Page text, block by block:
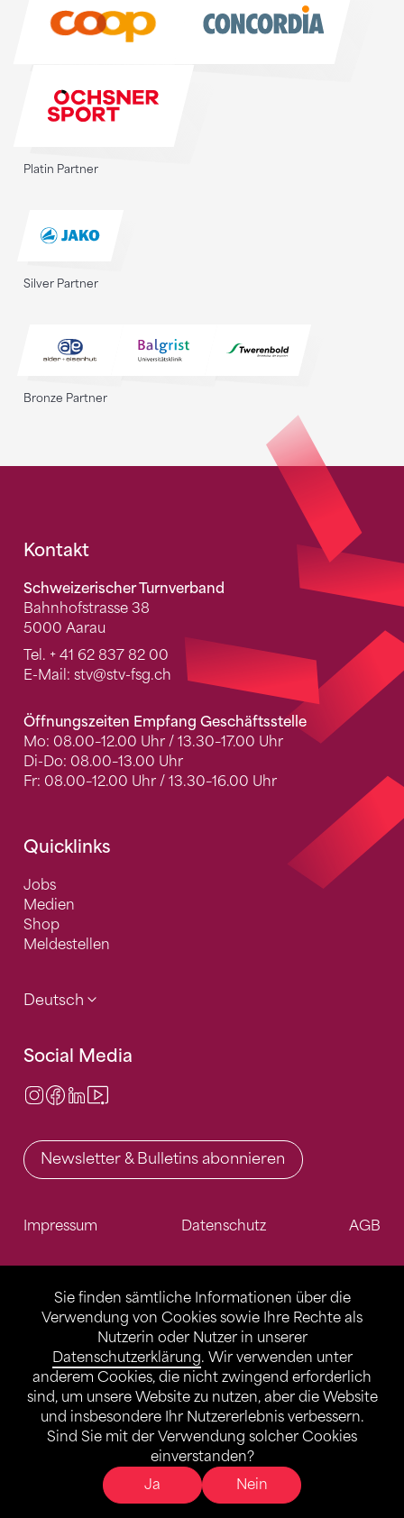
Sie finden sämtliche Informationen über die
Verwendung von Cookies sowie Ihre Rechte als
Nutzerin oder Nutzer in unserer
Datenschutzerklärung. Wir verwenden unter
anderem Cookies, die nicht zwingend erforderlich
sind, um unsere Website zu nutzen, aber die Website
und insbesondere Ihr Nutzererlebnis verbessern.
Sind Sie mit der Verwendung solcher Cookies
einverstanden?
Ja
Nein
Platin Partner
Silver Partner
Bronze Partner
Fusszeile
Kontakt
Schweizerischer Turnverband
Bahnhofstrasse 38
5000 Aarau
Tel. + 41 62 837 82 00
E-Mail: stv@stv-fsg.ch
Öffnungszeiten Empfang Geschäftsstelle
Mo: 08.00–12.00 Uhr / 13.30–17.00 Uhr
Di-Do: 08.00–13.00 Uhr
Fr: 08.00–12.00 Uhr / 13.30–16.00 Uhr
Quicklinks
Jobs
Medien
Shop
Meldestellen
Deutsch
Social Media
Instagram
Facebook
LinkedIn
Newsletter & Bulletins abonnieren
Impressum Datenschutz AGB